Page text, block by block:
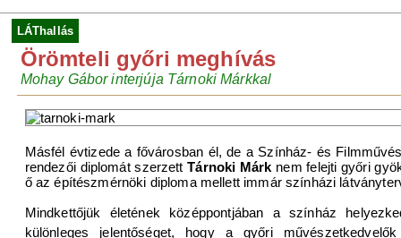
LÁThallás
Örömteli győri meghívás
Mohay Gábor interjúja Tárnoki Márkkal
Másfél évtizede a fővárosban él, de a Színház- és
rendezői diplomát szerzettTárnoki Márk nem felejti győri
ő az építészmérnöki diploma mellett immár színházi
Mindkettőjük életének középpontjában a színház
különleges jelentőséget, hogy a győri